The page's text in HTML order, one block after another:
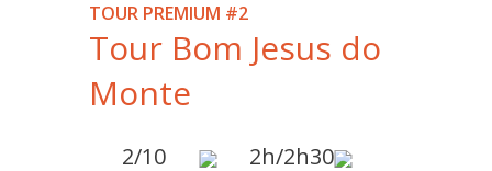
TOUR PREMIUM #2
Tour Bom Jesus do
Monte
2/10 2h/2h30